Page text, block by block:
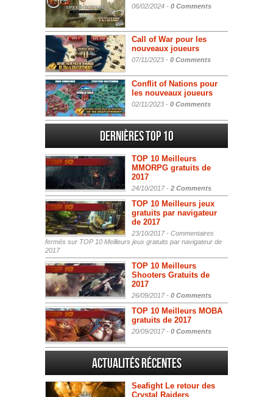
06/02/2024 - 0 Comments
Call of War pour les
nouveaux joueurs
07/11/2023 - 0 Comments
Conflit of Nations pour
les nouveaux joueurs
02/11/2023 - 0 Comments
Dernières Top 10
TOP 10 Meilleurs
MMORPG gratuits de
2017
24/10/2017 - 2 Comments
TOP 10 Meilleurs jeux
gratuits par navigateur
de 2017
23/10/2017 - Commentaires
fermés sur TOP 10 Meilleurs jeux gratuits par navigateur de
2017
TOP 10 Meilleurs
Shooters Gratuits de
2017
26/09/2017 - 0 Comments
TOP 10 Meilleurs MOBA
gratuits de 2017
20/09/2017 - 0 Comments
Actualités Récentes
Seafight Le retour des
Crystal Raiders